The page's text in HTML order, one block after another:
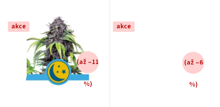
akce
(až –11
%)
akce
(až –6
%)